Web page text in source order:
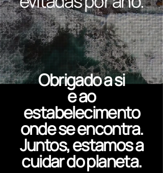
Obrigado a si
e ao
estabelecimento
onde se encontra.
Juntos, estamos a
cuidar do planeta.